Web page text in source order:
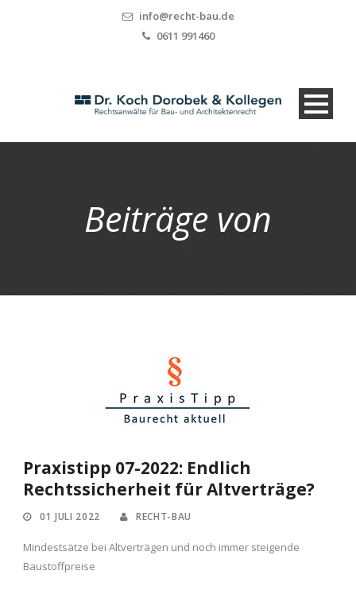
info@recht-bau.de
0611 991460
Beiträge von
Praxistipp 07-2022: Endlich
Rechtssicherheit für Altverträge?
01 JULI 2022 RECHT-BAU
Mindestsätze bei Altverträgen und noch immer steigende
Baustoffpreise